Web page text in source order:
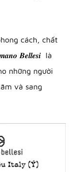
cách, chất
𝑩𝒆𝒍𝒍𝒆𝒔𝒊 là
những người
và sang